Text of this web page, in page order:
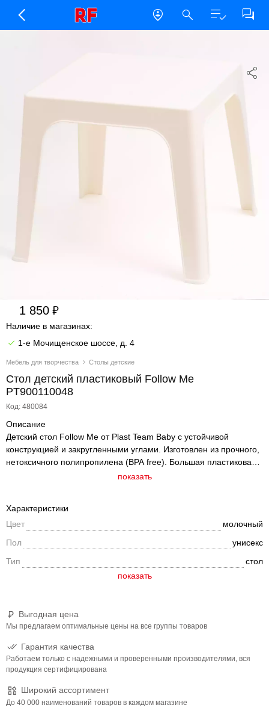
Мебель для творчества Столы детские
Стол детский пластиковый Follow Me
PT900110048
Код: 480084
1 850
Наличие в магазинах:
1-е Мочищенское шоссе, д. 4
Описание
Детский стол Follow Me от Plast Team Baby с устойчивой
конструкцией и закругленными углами. Изготовлен из прочного,
нетоксичного полипропилена (BPA free). Большая пластиковая
столешница подходит для рисования, лепки из пластилина и
комфортных занятий за столом для детей от 1 до 7 лет. Ребенок
может сам передвигать свой столик и легко переносить из
комнаты в комнату. Максимальная нагрузка 50 кг.
показать
Выгодная цена
Мы предлагаем оптимальные цены на все группы товаров
Гарантия качества
Работаем только с надежными и проверенными производителями, вся
продукция сертифицирована
Широкий ассортимент
До 40 000 наименований товаров в каждом магазине
Характеристики
Цвет
молочный
Пол
унисекс
Тип
стол